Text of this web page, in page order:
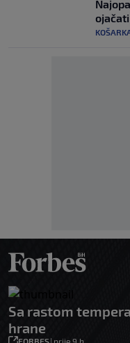
ojačati
Sa rastom
hrane